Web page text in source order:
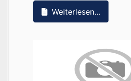
Weiterlesen...